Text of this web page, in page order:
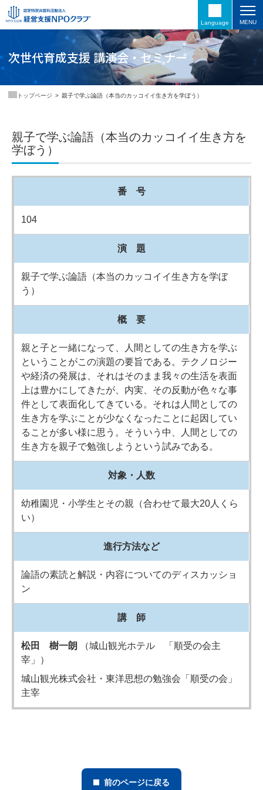
Language MENU
次世代育成支援 講演会・セミナー
トップページ 親子で学ぶ論語（本当のカッコイイ生き方を学ぼう）
親子で学ぶ論語（本当のカッコイイ生き方を
学ぼう）
番 号
104
演 題
親子で学ぶ論語（本当のカッコイイ生き方を学ぼ
う）
概 要
親と子と一緒になって、人間としての生き方を学ぶ
ということがこの演題の要旨である。テクノロジー
や経済の発展は、それはそのまま我々の生活を表面
上は豊かにしてきたが、内実、その反動が色々な事
件として表面化してきている。それは人間としての
生き方を学ぶことが少なくなったことに起因してい
ることが多い様に思う。そういう中、人間としての
生き方を親子で勉強しようという試みである。
対象・人数
幼稚園児・小学生とその親（合わせて最大20人くら
い）
進行方法など
論語の素読と解説・内容についてのディスカッショ
ン
講 師
松田 樹一朗
（城山観光ホテル 「順受の会主
宰」）
城山観光株式会社・東洋思想の勉強会「順受の会」
主宰
前のページに戻る